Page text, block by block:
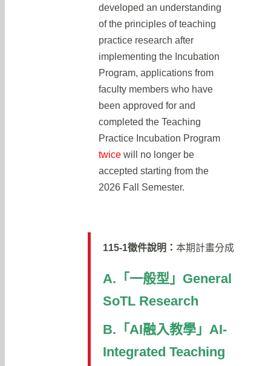
developed an understanding
of the principles of teaching
practice research after
implementing the Incubation
Program, applications from
faculty members who have
been approved for and
completed the Teaching
Practice Incubation Program
twice will no longer be
accepted starting from the
2026 Fall Semester.
115-1徵件說明： 本期計畫分成
A.「一般型」General
SoTL Research
B.「 AI融入教學」AI-
Integrated Teaching